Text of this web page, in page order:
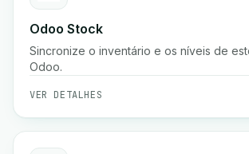
Odoo Stock
Sincronize o inventário e os níveis de
Odoo.
VER DETALHES